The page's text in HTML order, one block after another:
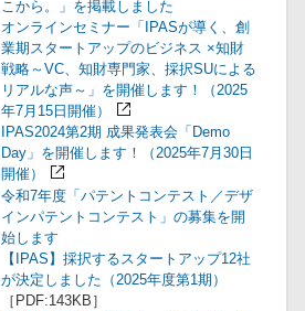
こから。」を掲載しました
オンラインセミナー「IPASが導く、創
業期スタートアップのビジネス ×知財
戦略～VC、知財専門家、採択SUによる
リアルな声～」を開催します！（2025
年7月15日開催）
IPAS2024第2期 成果発表会「Demo
Day」を開催します！（2025年7月30日
開催）
令和7年度「パテントコンテスト／デザ
インパテントコンテスト」の募集を開
始します
【IPAS】採択するスタートアップ12社
が決定しました（2025年度第1期）
［PDF:143KB］